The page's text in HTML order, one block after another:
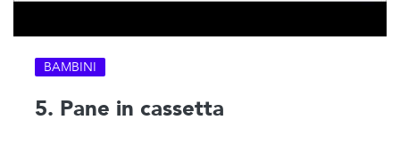
BAMBINI
5. Pane in cassetta